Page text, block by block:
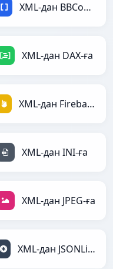
XML-дан BBCode-ға
XML-дан DAX-ға
XML-дан Firebase-ға
XML-дан INI-ға
XML-дан JPEG-ға
XML-дан JSONLines-ға